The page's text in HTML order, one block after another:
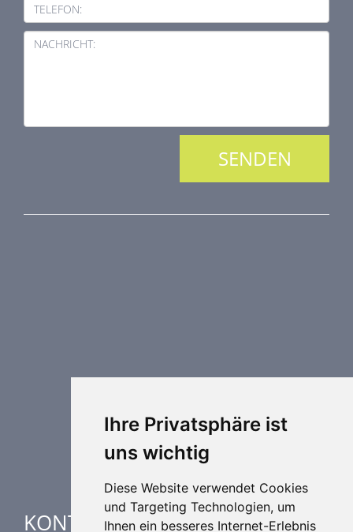
Ihre Privatsphäre ist
uns wichtig
Diese Website verwendet Cookies
und Targeting Technologien, um
Ihnen ein besseres Internet-Erlebnis
TELEFON:
NACHRICHT:
Weitere Elemente Lufttechnik
Industrielle heizung und kühlung
KONTAKTE